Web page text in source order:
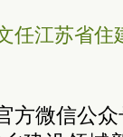
任江苏省住
方微信公